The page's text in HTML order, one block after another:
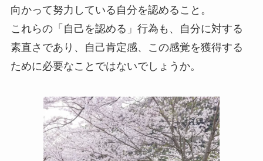
向かって努力している自分を認めること。
これらの「自己を認める」行為も、自分に対する
素直さであり、自己肯定感、この感覚を獲得する
ために必要なことではないでしょうか。